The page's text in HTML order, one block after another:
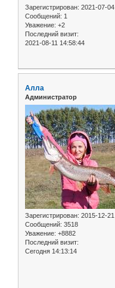
Зарегистрирован: 2021-07-04
Сообщений: 1
Уважение: +2
Последний визит:
2021-08-11 14:58:44
Алла
Администратор
Зарегистрирован: 2015-12-21
Сообщений: 3518
Уважение: +8882
Последний визит:
Сегодня 14:13:14